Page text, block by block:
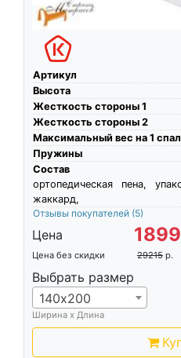
Артикул
Высота
Жесткость стороны 1
Жесткость стороны 2
Максимальный вес на 1
Пружины
Состав
ортопедическая пена,
жаккард,
Отзывы покупателей (5)
Цена
Цена без скидки 29215 р.
Выбрать размер
140х200
Ширина х Длина